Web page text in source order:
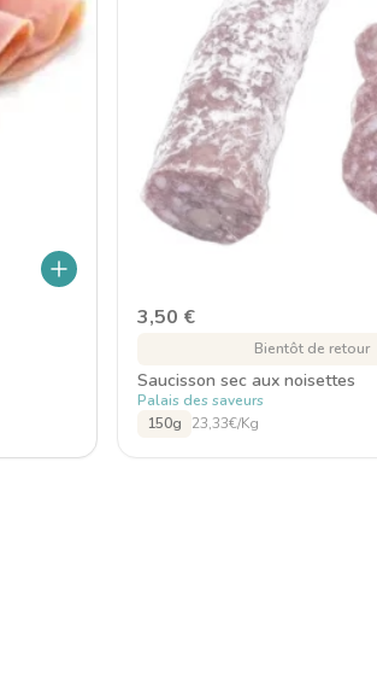
3,50 €
Bientôt de retour
Saucisson sec aux noisettes
Palais des saveurs
150g
23,33€/Kg